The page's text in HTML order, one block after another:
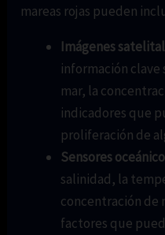
mareas rojas pueden
Imágenes
información
mar, la
indicadores que
proliferación de
Sensores
salinidad, la
concentración
factores que